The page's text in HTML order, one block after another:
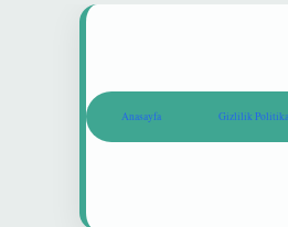
Anasayfa Gizlilik